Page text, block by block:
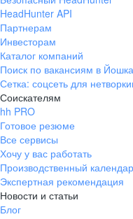
HeadHunter API
Партнерам
Инвесторам
Каталог компаний
Поиск по вакансиям в
Сетка: соцсеть для
Соискателям
hh PRO
Готовое резюме
Все сервисы
Хочу у вас работать
Производственный
Экспертная рекомендация
Новости и статьи
Блог